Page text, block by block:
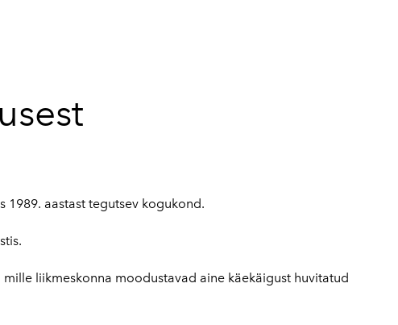
1989. aastast tegutsev kogukond.
liikmeskonna moodustavad aine käekäigust huvitatud